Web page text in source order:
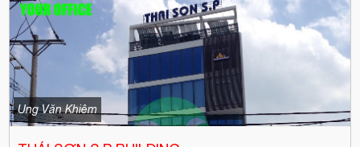
Ung Văn Khiêm